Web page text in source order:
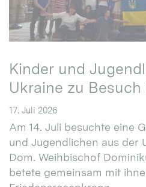
Kinder und
Ukraine zu
17. Juli 2026
Am 14. Juli besuchte eine
und Jugendlichen aus der
Dom. Weihbischof
betete gemeinsam mit